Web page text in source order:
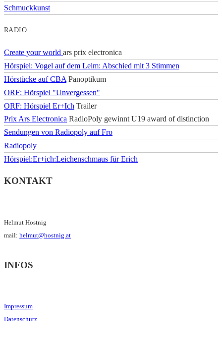
Schmuckkunst
RADIO
Create your world ars prix electronica
Hörspiel: Vogel auf dem Leim: Abschied mit 3 Stimmen
Hörstücke auf CBA Panoptikum
ORF: Hörspiel "Unvergessen"
ORF: Hörspiel Er+Ich Trailer
Prix Ars Electronica RadioPoly gewinnt U19 award of distinction
Sendungen von Radiopoly auf Fro
Radiopoly
Hörspiel:Er+ich:Leichenschmaus für Erich
KONTAKT
Helmut Hostnig
mail: helmut@hostnig.at
INFOS
Impressum
Datenschutz